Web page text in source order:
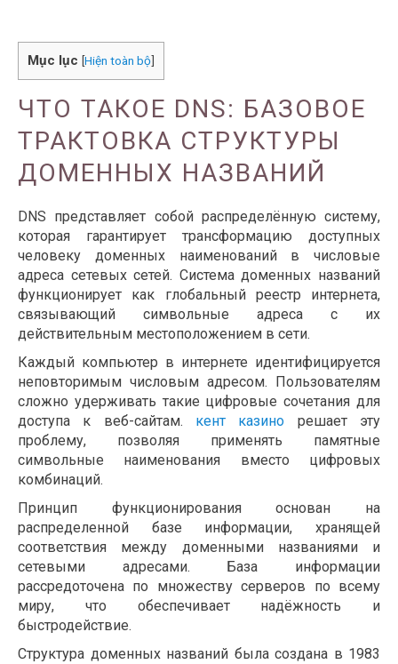
Mục lục [Hiện toàn bộ]
ЧТО ТАКОЕ DNS: БАЗОВОЕ
ТРАКТОВКА СТРУКТУРЫ
ДОМЕННЫХ НАЗВАНИЙ
DNS представляет собой распределённую систему,
которая гарантирует трансформацию доступных
человеку доменных наименований в числовые
адреса сетевых сетей. Система доменных названий
функционирует как глобальный реестр интернета,
связывающий символьные адреса с их
действительным местоположением в сети.
Каждый компьютер в интернете идентифицируется
неповторимым числовым адресом. Пользователям
сложно удерживать такие цифровые сочетания для
доступа к веб-сайтам. кент казино решает эту
проблему, позволяя применять памятные
символьные наименования вместо цифровых
комбинаций.
Принцип функционирования основан на
распределенной базе информации, хранящей
соответствия между доменными названиями и
сетевыми адресами. База информации
рассредоточена по множеству серверов по всему
миру, что обеспечивает надёжность и
быстродействие.
Структура доменных названий была создана в 1983